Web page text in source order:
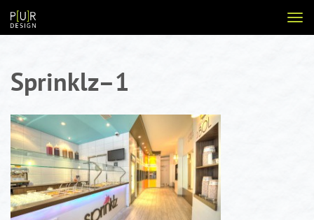
contenu
Sprinklz–1
Voir